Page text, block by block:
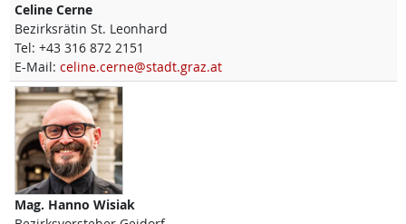
Celine Cerne
Bezirksrätin St. Leonhard
Tel: +43 316 872 2151
E-Mail: celine.cerne@stadt.graz.at
Mag. Hanno Wisiak